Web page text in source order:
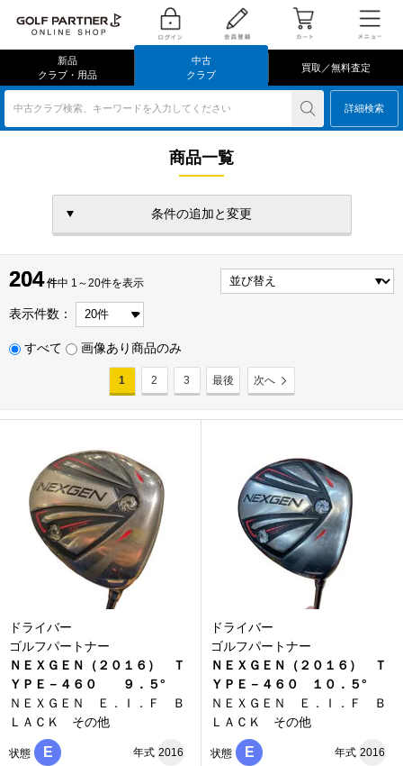
新品
クラブ・用品
中古
クラブ
買取／無料査定
中古クラブ検索、キーワードを入力してください 詳細検索
商品一覧
条件の追加と変更
204 件
204 件中 1～20件を表示
表示件数：
すべて 画像あり商品のみ
1 2 3 最後 次へ
ドライバー
ゴルフパートナー
ＮＥＸＧＥＮ（２０１６） Ｔ
ＹＰＥ－４６０ ９．５°
ＮＥＸＧＥＮ Ｅ．Ｉ．Ｆ Ｂ
ＬＡＣＫ その他
状態 E 年式 2016
ドライバー
ゴルフパートナー
ＮＥＸＧＥＮ（２０１６） Ｔ
ＹＰＥ－４６０ １０．５°
ＮＥＸＧＥＮ Ｅ．Ｉ．Ｆ Ｂ
ＬＡＣＫ その他
状態 E 年式 2016